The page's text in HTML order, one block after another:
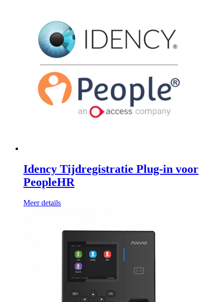
Idency Tijdregistratie Plug-in voor
PeopleHR
Meer details